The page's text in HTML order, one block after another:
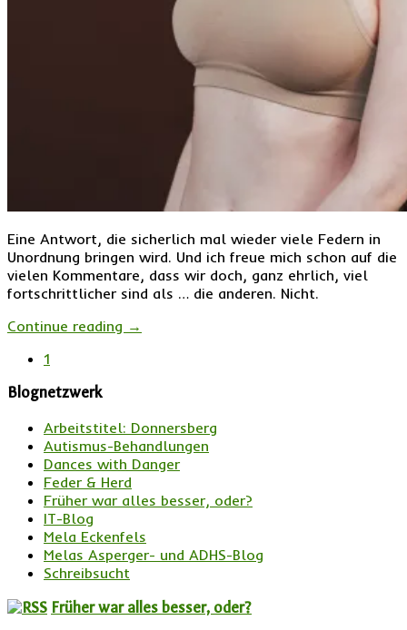
Eine Antwort, die sicherlich mal wieder viele Federn in
Unordnung bringen wird. Und ich freue mich schon auf die
vielen Kommentare, dass wir doch, ganz ehrlich, viel
fortschrittlicher sind als … die anderen. Nicht.
Continue reading →
1
Blognetzwerk
Arbeitstitel: Donnersberg
Autismus-Behandlungen
Dances with Danger
Feder & Herd
Früher war alles besser, oder?
IT-Blog
Mela Eckenfels
Melas Asperger- und ADHS-Blog
Schreibsucht
Früher war alles besser, oder?